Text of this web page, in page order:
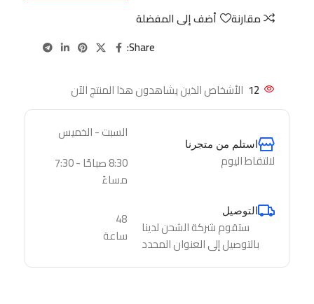
مقارنة
أضف إلى المفضلة
Share:
12 الأشخاص الذين يشاهدون هذا المنتج الآن
استلم من متجرنا
لالتقاط اليوم
السبت - الخميس
8:30 صباحًا - 7:30
مساءً
التوصيل
ستقوم شركة الشحن لدينا
بالتوصيل إلى العنوان المحدد
48
ساعة